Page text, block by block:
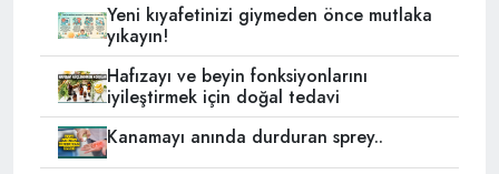
Yeni kıyafetinizi giymeden önce mutlaka
yıkayın!
Hafızayı ve beyin fonksiyonlarını
iyileştirmek için doğal tedavi
Kanamayı anında durduran sprey..